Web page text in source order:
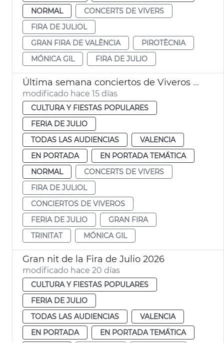
NORMAL
CONCERTS DE VIVERS
FIRA DE JULIOL
GRAN FIRA DE VALÈNCIA
PIROTÈCNIA
MÓNICA GIL
FIRA DE JULIO
Última semana conciertos de Viveros València
modificado hace 15 días
CULTURA Y FIESTAS POPULARES
FERIA DE JULIO
TODAS LAS AUDIENCIAS
VALENCIA
EN PORTADA
EN PORTADA TEMÁTICA
NORMAL
CONCERTS DE VIVERS
FIRA DE JULIOL
CONCIERTOS DE VIVEROS
FERIA DE JULIO
GRAN FIRA
TRINITAT
MÓNICA GIL
Gran nit de la Fira de Julio 2026
modificado hace 20 días
CULTURA Y FIESTAS POPULARES
FERIA DE JULIO
TODAS LAS AUDIENCIAS
VALENCIA
EN PORTADA
EN PORTADA TEMÁTICA